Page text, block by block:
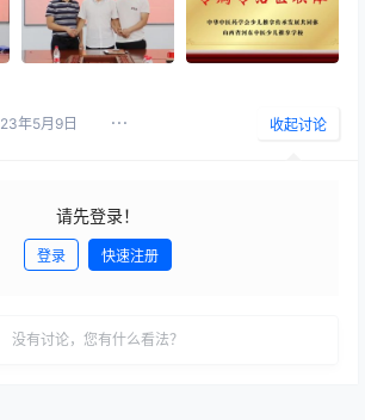
23年5月9日 收起讨论
请先登录！
登录 快速注册
没有讨论，您有什么看法？